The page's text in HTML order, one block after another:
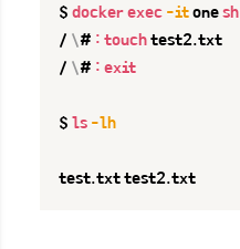
$ docker exec -it one sh
/ \# : touch test2.txt
/ \# : exit
$ ls -lh
test.txt test2.txt